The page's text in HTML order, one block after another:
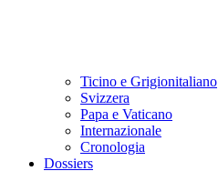
Ticino e Grigionitaliano
Svizzera
Papa e Vaticano
Internazionale
Cronologia
Dossiers